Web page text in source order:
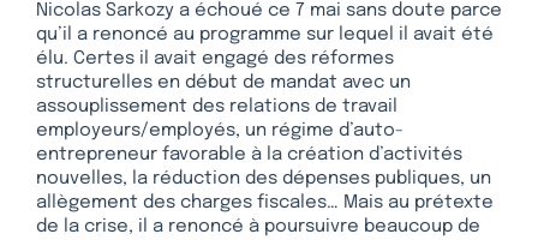
Nicolas Sarkozy a échoué ce 7 mai sans doute parce
qu’il a renoncé au programme sur lequel il avait été
élu. Certes il avait engagé des réformes
structurelles en début de mandat avec un
assouplissement des relations de travail
employeurs/employés, un régime d’auto-
entrepreneur favorable à la création d’activités
nouvelles, la réduction des dépenses publiques, un
allègement des charges fiscales… Mais au prétexte
de la crise, il a renoncé à poursuivre beaucoup de